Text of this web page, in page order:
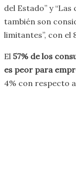
del Estado” y
también son
limitantes”, con el
El 57% de los
es peor para
4% con respecto